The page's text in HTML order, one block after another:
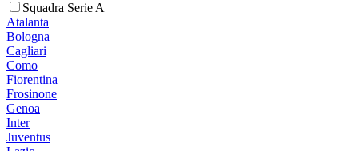
Squadra Serie A
Atalanta
Bologna
Cagliari
Como
Fiorentina
Frosinone
Genoa
Inter
Juventus